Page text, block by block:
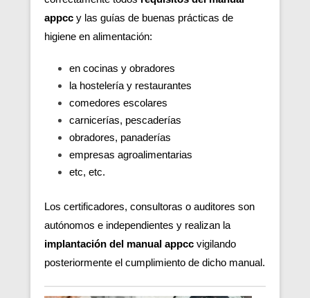
appcc y las guías de buenas prácticas de
higiene en alimentación:
en cocinas y obradores
la hostelería y restaurantes
comedores escolares
carnicerías, pescaderías
obradores, panaderías
empresas agroalimentarias
etc, etc.
Los certificadores, consultoras o auditores son
autónomos e independientes y realizan la
implantación del manual appcc vigilando
posteriormente el cumplimiento de dicho manual.